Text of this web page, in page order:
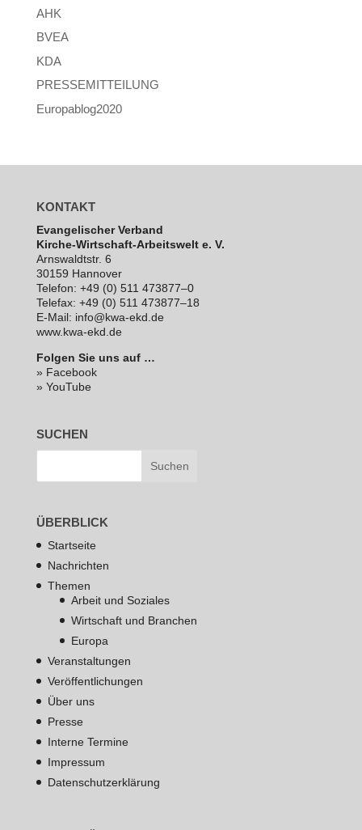
AHK
BVEA
KDA
PRESSEMITTEILUNG
Europablog2020
KONTAKT
Evan­ge­li­scher Verband
Kirche-Wirt­schaft-Arbeits­welt e. V.
Arns­waldt­str. 6
30159 Hannover
Telefon: +49 (0) 511 473877–0
Telefax: +49 (0) 511 473877–18
E‑Mail: info@kwa-ekd.de
www.kwa-ekd.de
Folgen Sie uns auf …
» Facebook
» YouTube
SUCHEN
ÜBERBLICK
Startseite
Nachrichten
Themen
Arbeit und Soziales
Wirtschaft und Branchen
Europa
Veranstaltungen
Veröffentlichungen
Über uns
Presse
Interne Termine
Impressum
Datenschutzerklärung